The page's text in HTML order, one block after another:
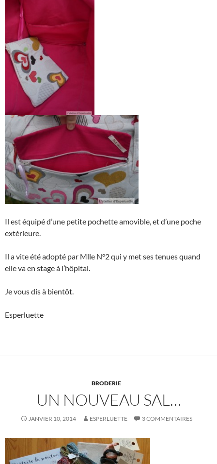
Il est équipé d’une petite pochette amovible, et d’une poche
extérieure.
Il a vite été adopté par Mlle N°2 qui y met ses tenues quand
elle va en stage à l’hôpital.
Je vous dis à bientôt.
Esperluette
BRODERIE
UN NOUVEAU SAL…
JANVIER 10, 2014 ESPERLUETTE 3 COMMENTAIRES